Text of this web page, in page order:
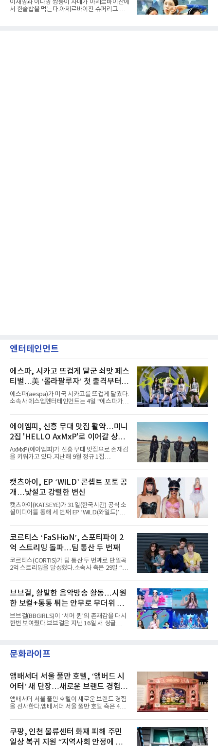
복고는 1쿼터 초반부터 박지오의 높은 슛 성공
률을 앞세워 공격을 주도하며 24-15로 기선을
이재영과 이다영 쌍둥이 자매가 아제르바이잔에
서 한솥밥을 먹는다.아제르바이잔 슈퍼리그 투
엔터테인먼트
에스파, 시카고 뜨겁게 달군 쇠맛 페스
티벌…美 ‘롤라팔루자’ 첫 출격부터
증명한 존재감
에스파(aespa)가 미국 시카고를 뜨겁게 달궜다.
소속사 에스엠엔터테인먼트는 4일 “에스파가
서 열린 ‘롤라팔루자 시카고’(Lollapalooza
Chicago)의 알리안츠 스테이지에 올랐다”며
“총 14곡으로 구성된 세트리스트를 선사, 데뷔 7
년 차다운 노련한 무대 매너와 파워풀한 에너지
로 현장의 분위기를 압도했다”고 밝혔다.1991
년 시작된 ‘롤라팔루자’는 8개 스테이지, 170여
팀의 아티스트와 40만 명 이상의 관객이 운집하
코르티스 등 K팝 스타들이 출연진 명단에 이름
을 올렸다.이날 에스파는
에이엠피, 신흥 무대 맛집 활약…미니
2집 'HELLO AxMxP'로 이어갈 상승
세
AxMxP(에이엠피)가 신흥 무대 맛집으로 존재감
을 키워가고 있다.지난해 9월 정규 1집
AxMxP는 데뷔 전부터 버스킹과 각종 페스티벌,
공연 무대에 오르며 실전 경험을 쌓아왔다.이들
은 소속사 패밀리 콘서트를 비롯해 '뷰티풀 민트
라이프 2025', '2025 부산국제록페스티벌' 등 대
형 무대에 잇달아 출연해 당찬 에너지와 풋풋한
매력으로 음악팬들의 눈도장을 찍었다.이후
AxMxP는 '카운트다운 판타지 2025-2026',
정적인 실력을 입증했고, 올해 '2026 어썸뮤직
페스티벌', '뷰티풀 민트 라이프 2026', '2026
캣츠아이, EP ‘WILD’ 콘셉트 포토 공
개…낯설고 강렬한 변신
캣츠아이(KATSEYE)가 31일(한국시간) 공식 소
셜미디어를 통해 세 번째 EP ‘WILD(와일드)’의
heart(와일드 하트)’라는 제목이 붙은 콘셉트 포
토에는 멤버들의 본능적이고 야성적인 면모가
강렬하게 담겼다. 짙은 아이섀도와 푸른빛·금빛·
붉은빛의 컬러 렌즈가 비현실적인 분위기를 자
아내고, 여러 원색이 불규칙하게 뒤섞인 멀티컬
러 헤어와 과감한 블루·블랙 립 메이크업이 낯설
고도 매혹적인 비주얼을 완성했다.스타일링 역
엣을 거침없이 결합했다. 멤버들은 각기 다른 개
성을 살린 스타일링을 선
코르티스 ‘FaSHioN’, 스포티파이 2
억 스트리밍 돌파…팀 통산 두 번째
코르티스(CORTIS)가 팀 통산 두 번째로 단일곡
2억 스트리밍을 달성했다.소속사 측은 29일 “코
벌 오디오·음원 스트리밍 플랫폼 스포티파이에
서 27일 자로 누적 재생 수 2억 회를 돌파했
다”고 밝혔다.곡이 발표된 지 약 10개월 만이다.
팀의 첫 번째 2억 스트리밍 곡은 동일 음반에 수
록된 ‘GO!’다. 이 노래는 공개 약 9개월 만인 지
난달 26일 자에 2억 고지를 밟았다. 이는 최근 5
년 내 데뷔한 보이그룹의 곡 중 최단기 2억 달성
했다. “내 티, 5 bucks 바지는, 만원” 등 멤버들
의 라이프 스타일
브브걸, 활발한 음악방송 활동…시원
한 보컬+통통 튀는 안무로 무더위 사
냥
브브걸(BBGIRLS)이 ‘서머 퀸’의 존재감을 다시
한번 보여줬다.브브걸은 지난 16일 새 싱글
MBC '쇼! 음악중심', SBS '인기가요' 등 주요 음
악방송 무대에 올라 화려한 퍼포먼스를 펼쳤다.
력을 앞세워 매 무대 색다른 볼거리를 선사했다.
특히 화사한 파스텔 톤의 비치웨어부터 청량한
마린룩, 햇살 아래 반짝이는 물결을 연상시키는
스커트, 강렬한 붉은 계열의 스타일링까지 각기
다른 매력을 선보였다. 브브걸은 다채로운 여름
패션을 완벽하게 소화하며 보
문화라이프
앰배서더 서울 풀만 호텔, ‘앰버드 시
어터’ 새 단장…새로운 브랜드 경험 선
사
앰배서더 서울 풀만 호텔이 새로운 브랜드 경험
을 선사한다.앰배서더 서울 풀만 호텔 측은 4일
이야기를 담은 인형 극장 콘셉트의 공간 ‘앰버드
시어터(Ambird Theater)’를 새롭게 선보인
다”고 밝혔다.앰배서더 서울 풀만 호텔은 로비
한편에 마련된 앰버드 존을 통해 앰버드의 세계
쿠팡, 인천 물류센터 화재 피해 주민
일상 복귀 지원 “지역사회 안정에 총